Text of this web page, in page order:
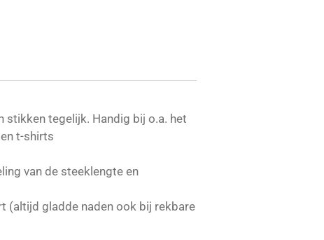
stikken tegelijk. Handig bij o.a. het
t-shirts
van de steeklengte en
(altijd gladde naden ook bij rekbare